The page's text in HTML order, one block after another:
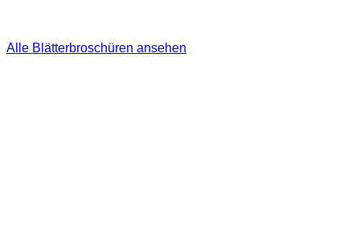
Alle Blätterbroschüren ansehen